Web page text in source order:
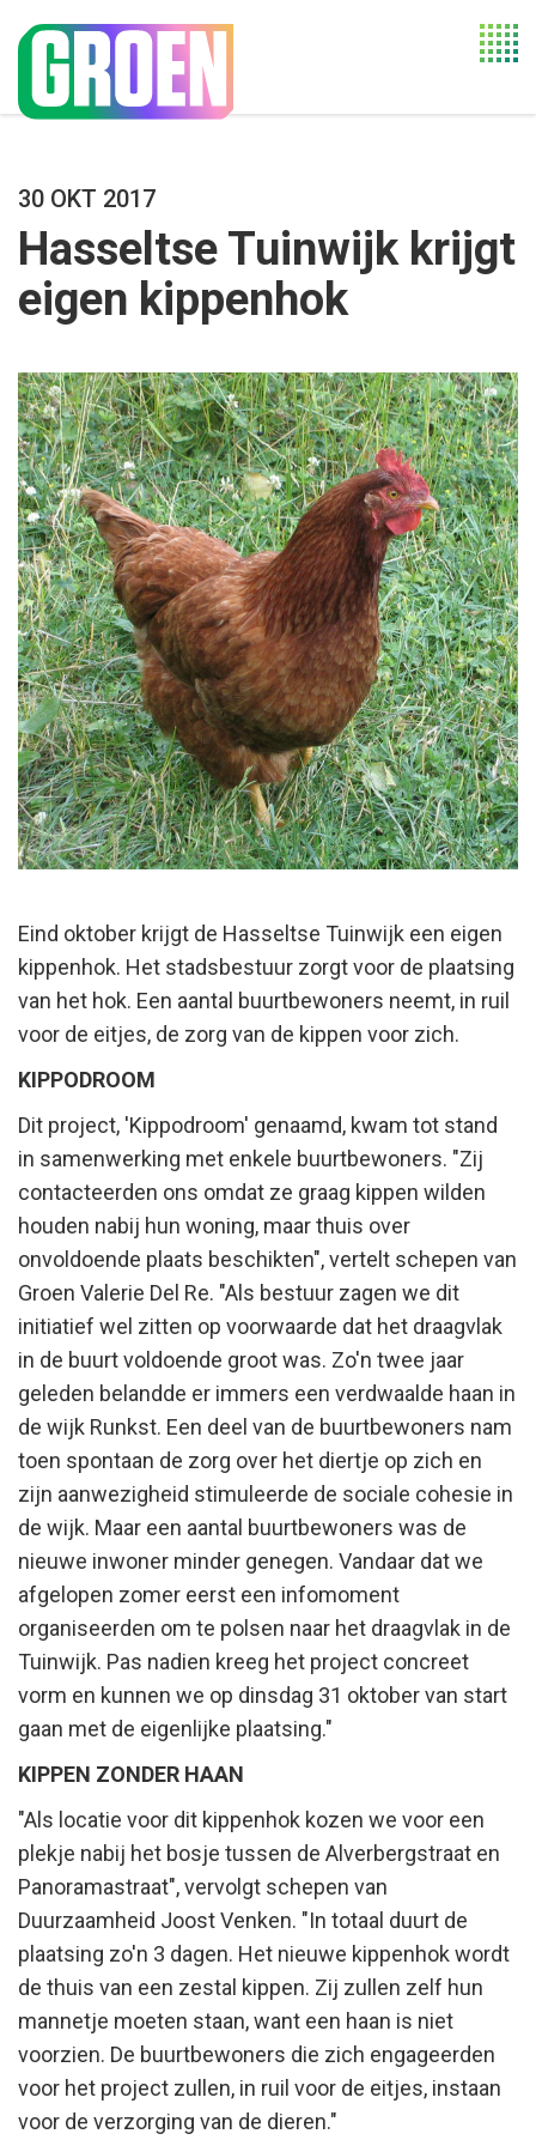
30 OKT 2017
Hasseltse Tuinwijk krijgt
eigen kippenhok
Eind oktober krijgt de Hasseltse Tuinwijk een eigen
kippenhok. Het stadsbestuur zorgt voor de plaatsing
van het hok. Een aantal buurtbewoners neemt, in ruil
voor de eitjes, de zorg van de kippen voor zich.
KIPPODROOM
Dit project, 'Kippodroom' genaamd, kwam tot stand
in samenwerking met enkele buurtbewoners. "Zij
contacteerden ons omdat ze graag kippen wilden
houden nabij hun woning, maar thuis over
onvoldoende plaats beschikten", vertelt schepen van
Groen Valerie Del Re. "Als bestuur zagen we dit
initiatief wel zitten op voorwaarde dat het draagvlak
in de buurt voldoende groot was. Zo'n twee jaar
geleden belandde er immers een verdwaalde haan in
de wijk Runkst. Een deel van de buurtbewoners nam
toen spontaan de zorg over het diertje op zich en
zijn aanwezigheid stimuleerde de sociale cohesie in
de wijk. Maar een aantal buurtbewoners was de
nieuwe inwoner minder genegen. Vandaar dat we
afgelopen zomer eerst een infomoment
organiseerden om te polsen naar het draagvlak in de
Tuinwijk. Pas nadien kreeg het project concreet
vorm en kunnen we op dinsdag 31 oktober van start
gaan met de eigenlijke plaatsing."
KIPPEN ZONDER HAAN
"Als locatie voor dit kippenhok kozen we voor een
plekje nabij het bosje tussen de Alverbergstraat en
Panoramastraat", vervolgt schepen van
Duurzaamheid Joost Venken. "In totaal duurt de
plaatsing zo'n 3 dagen. Het nieuwe kippenhok wordt
de thuis van een zestal kippen. Zij zullen zelf hun
mannetje moeten staan, want een haan is niet
voorzien. De buurtbewoners die zich engageerden
voor het project zullen, in ruil voor de eitjes, instaan
voor de verzorging van de dieren."